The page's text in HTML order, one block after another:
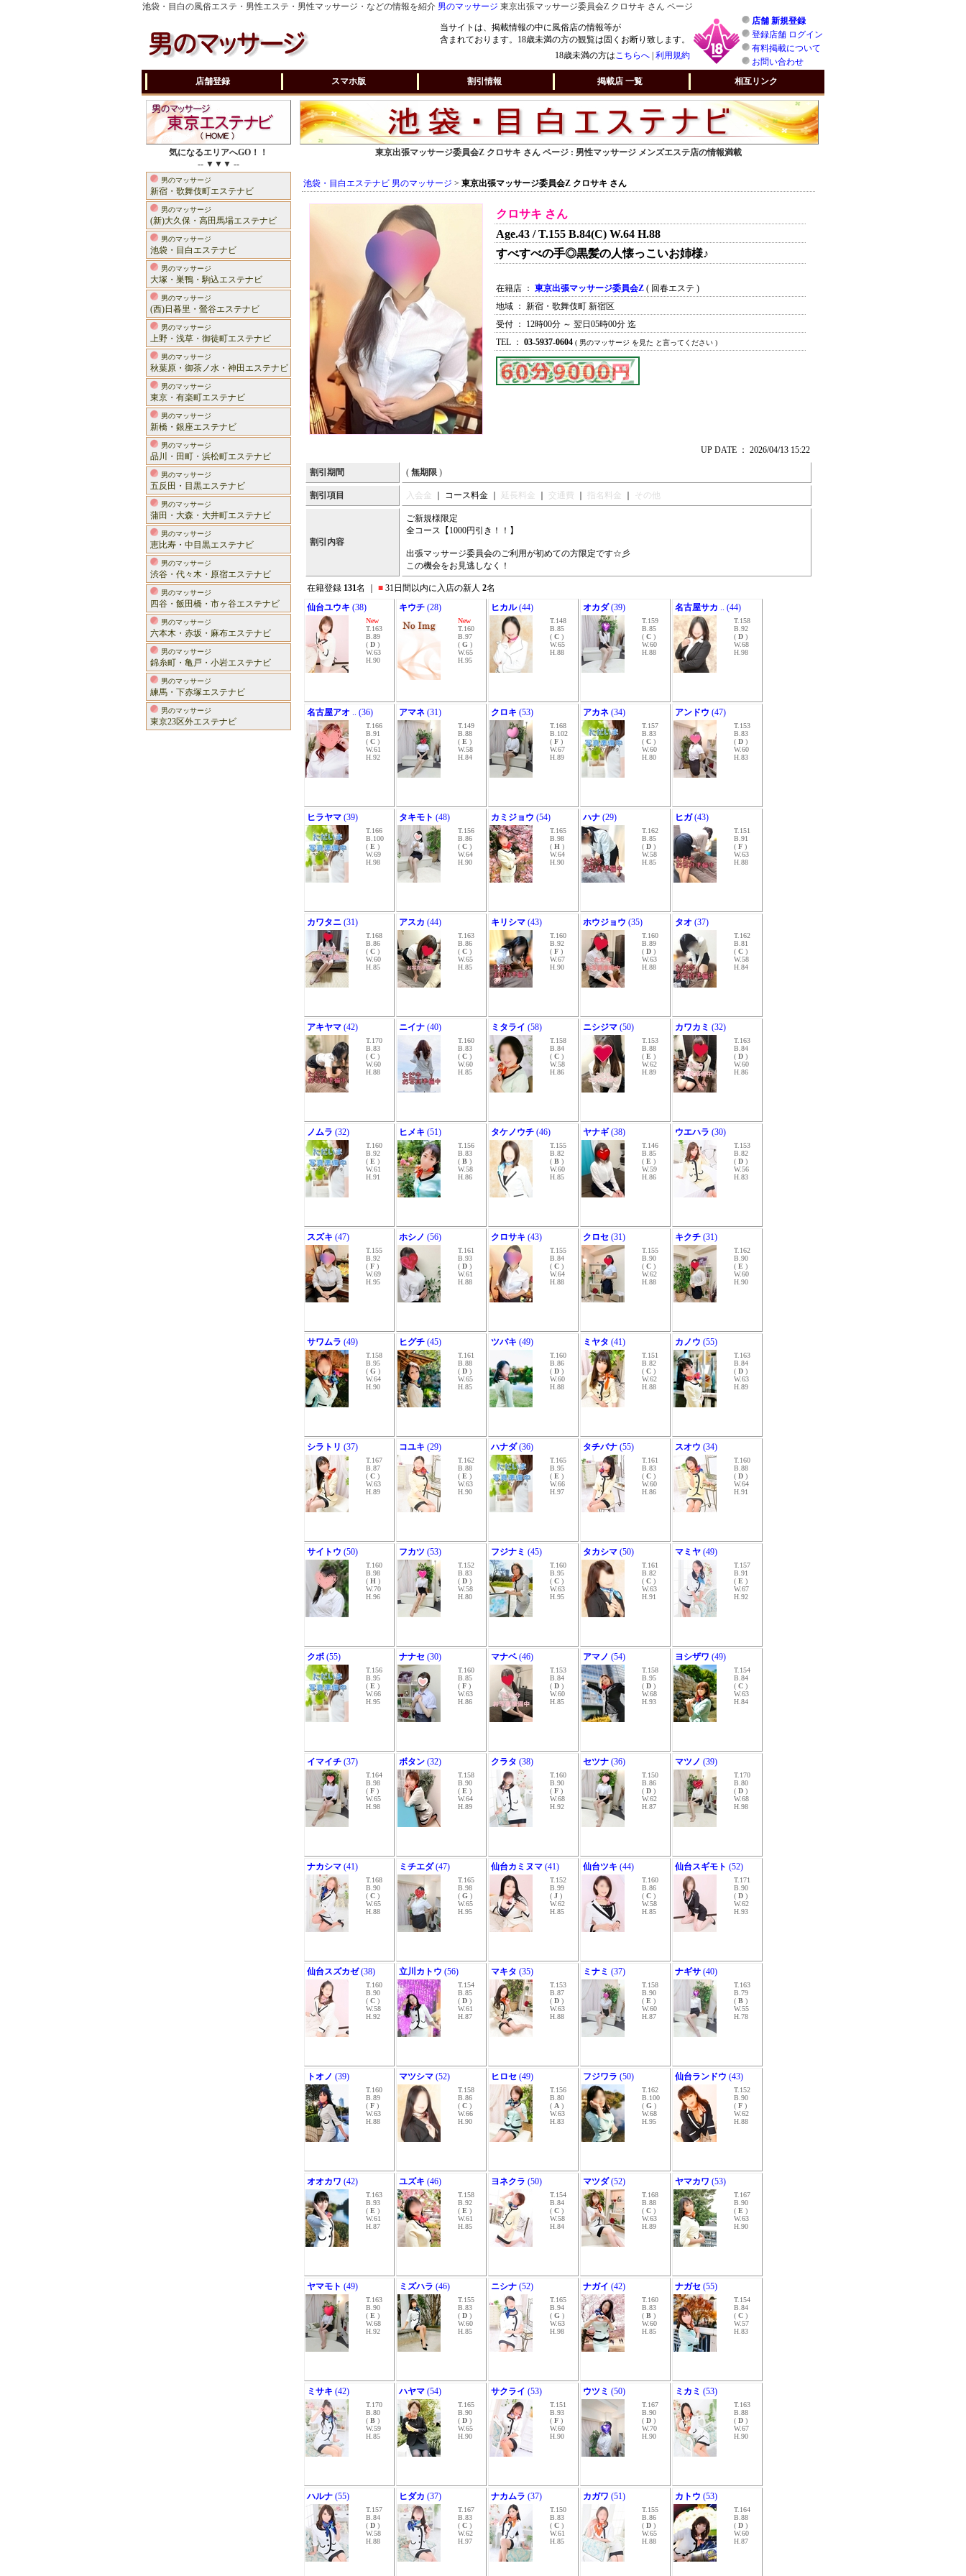
池袋・目白の風俗エステ・男性エステ・男性マッサージ・などの情報を紹介 男のマッサージ 東京出張マッサージ委員会Z クロサキ さん ページ
当サイトは、掲載情報の中に風俗店の情報等が
含まれております。18歳未満の方の観覧は固くお断り致します。
18歳未満の方はこちらへ 利用規約
店舗 新規登録
登録店舗 ログイン
有料掲載について
お問い合わせ
店舗登録
スマホ版 割引情報 掲載店 一覧 相互リンク
気になるエリアへGO！！
-- ▼▼▼ --
男のマッサージ
新宿・歌舞伎町エステナビ
男のマッサージ
(新)大久保・高田馬場エステナビ
男のマッサージ
池袋・目白エステナビ
男のマッサージ
大塚・巣鴨・駒込エステナビ
男のマッサージ
(西)日暮里・鶯谷エステナビ
男のマッサージ
上野・浅草・御徒町エステナビ
男のマッサージ
秋葉原・御茶ノ水・神田エステナビ
男のマッサージ
東京・有楽町エステナビ
男のマッサージ
新橋・銀座エステナビ
男のマッサージ
品川・田町・浜松町エステナビ
男のマッサージ
五反田・目黒エステナビ
男のマッサージ
蒲田・大森・大井町エステナビ
男のマッサージ
恵比寿・中目黒エステナビ
男のマッサージ
渋谷・代々木・原宿エステナビ
男のマッサージ
四谷・飯田橋・市ヶ谷エステナビ
男のマッサージ
六本木・赤坂・麻布エステナビ
男のマッサージ
錦糸町・亀戸・小岩エステナビ
男のマッサージ
練馬・下赤塚エステナビ
男のマッサージ
東京23区外エステナビ
東京出張マッサージ委員会Z クロサキ さん ページ : 男性マッサージ メンズエステ店の情報満載
池袋・目白エステナビ 男のマッサージ > 東京出張マッサージ委員会Z クロサキ さん
クロサキ さん
Age.43 / T.155 B.84(C) W.64 H.88
すべすべの手◎黒髪の人懐っこいお姉様♪
在籍店 ： 東京出張マッサージ委員会Z ( 回春エステ )
地域 ： 新宿・歌舞伎町 新宿区
受付 ： 12時00分 ～ 翌日05時00分 迄
TEL ： 03-5937-0604 ( 男のマッサージ を見た と言ってください )
UP DATE ： 2026/04/13 15:22
割引期間 ( 無期限 )
割引項目 入会金 ｜ コース料金 ｜ 延長料金 交通費 指名料金 その他
割引内容
ご新規様限定
全コース【1000円引き！！】
出張マッサージ委員会のご利用が初めての方限定です☆彡
この機会をお見逃しなく！
在籍登録 131名 ｜ ■ 31日間以内に入店の新人 2名
仙台ユウキ (38)
New
T.163
B.89
( D )
W.63
H.90
キウチ (28)
New
T.160
B.97
( G )
W.65
H.95
ヒカル(44)
T.148
B.85
( C )
W.65
H.88
オカダ(39)
T.159
B.85
( C )
W.60
H.88
名古屋サカ .. (44)
T.158
B.92
( D )
W.68
H.98
名古屋アオ .. (36)
T.166
B.91
( C )
W.61
H.92
アマネ (31)
T.149
B.88
( E )
W.58
H.84
クロキ (53)
T.168
B.102
( F )
W.67
H.89
アカネ (34)
T.157
B.83
( C )
W.60
H.80
アンドウ (47)
T.153
B.83
( D )
W.60
H.83
ヒラヤマ (39)
T.166
B.100
( E )
W.69
H.98
タキモト (48)
T.156
B.86
( C )
W.64
H.90
カミジョウ (54)
T.165
B.98
( H )
W.64
H.90
ハナ (29)
T.162
B.85
( D )
W.58
H.85
ヒガ(43)
T.151
B.91
( F )
W.63
H.88
カワタニ (31)
T.168
B.86
( C )
W.60
H.85
アスカ (44)
T.163
B.86
( C )
W.65
H.85
キリシマ (43)
T.160
B.92
( F )
W.67
H.90
ホウジョウ (35)
T.160
B.89
( D )
W.63
H.88
タオ (37)
T.162
B.81
( C )
W.58
H.84
アキヤマ (42)
T.170
B.83
( C )
W.60
H.88
ニイナ (40)
T.160
B.83
( C )
W.60
H.85
ミタライ (58)
T.158
B.84
( C )
W.58
H.86
ニシジマ (50)
T.153
B.88
( E )
W.62
H.89
カワカミ (32)
T.163
B.84
( D )
W.60
H.86
ノムラ (32)
T.160
B.92
( E )
W.61
H.91
ヒメキ (51)
T.156
B.83
( B )
W.58
H.86
タケノウチ (46)
T.155
B.82
( B )
W.60
H.85
ヤナギ(38)
T.146
B.85
( E )
W.59
H.86
ウエハラ (30)
T.153
B.82
( D )
W.56
H.83
スズキ (47)
T.155
B.92
( F )
W.69
H.95
ホシノ (56)
T.161
B.93
( D )
W.61
H.88
クロサキ (43)
T.155
B.84
( C )
W.64
H.88
クロセ (31)
T.155
B.90
( C )
W.62
H.88
キクチ (31)
T.162
B.90
( E )
W.60
H.90
サワムラ (49)
T.158
B.95
( G )
W.64
H.90
ヒグチ (45)
T.161
B.88
( D )
W.65
H.85
ツバキ (49)
T.160
B.86
( D )
W.60
H.88
ミヤタ (41)
T.151
B.82
( C )
W.62
H.88
カノウ (55)
T.163
B.84
( D )
W.63
H.89
シラトリ (37)
T.167
B.87
( C )
W.63
H.89
コユキ (29)
T.162
B.88
( E )
W.63
H.90
ハナダ(36)
T.165
B.95
( E )
W.66
H.97
タチバナ (55)
T.161
B.83
( C )
W.60
H.86
スオウ (34)
T.160
B.88
( D )
W.64
H.91
サイトウ (50)
T.160
B.98
( H )
W.70
H.96
フカツ (53)
T.152
B.83
( D )
W.58
H.80
フジナミ (45)
T.160
B.95
( C )
W.63
H.95
タカシマ (50)
T.161
B.82
( C )
W.63
H.91
マミヤ (49)
T.157
B.91
( E )
W.67
H.92
クボ (55)
T.156
B.95
( E )
W.66
H.95
ナナセ (30)
T.160
B.85
( F )
W.63
H.86
マナベ (46)
T.153
B.84
( D )
W.60
H.85
アマノ (54)
T.158
B.95
( D )
W.68
H.93
ヨシザワ (49)
T.154
B.84
( C )
W.63
H.84
イマイチ (37)
T.164
B.98
( F )
W.65
H.98
ボタン (32)
T.158
B.90
( E )
W.64
H.89
クラタ (38)
T.160
B.90
( F )
W.68
H.92
セツナ (36)
T.150
B.86
( D )
W.62
H.87
マツノ (39)
T.170
B.80
( D )
W.68
H.98
ナカシマ (41)
T.168
B.90
( C )
W.65
H.88
ミチエダ(47)
T.165
B.98
( G )
W.65
H.95
仙台カミヌマ (41)
T.152
B.99
( J )
W.62
H.85
仙台ツキ (44)
T.160
B.86
( C )
W.58
H.85
仙台スギモト (52)
T.171
B.90
( D )
W.62
H.93
仙台スズカゼ(38)
T.160
B.90
( C )
W.58
H.92
立川カトウ (56)
T.154
B.85
( D )
W.61
H.87
マキタ (35)
T.153
B.87
( D )
W.63
H.88
ミナミ (37)
T.158
B.90
( E )
W.60
H.87
ナギサ (40)
T.163
B.79
( B )
W.55
H.78
トオノ (39)
T.160
B.89
( F )
W.63
H.88
マツシマ (52)
T.158
B.86
( C )
W.66
H.90
ヒロセ (49)
T.156
B.80
( A )
W.63
H.83
フジワラ (50)
T.162
B.100
( G )
W.68
H.95
仙台ランドウ (43)
T.152
B.90
( F )
W.62
H.88
オオカワ (42)
T.163
B.93
( E )
W.61
H.87
ユズキ (46)
T.158
B.92
( E )
W.61
H.85
ヨネクラ (50)
T.154
B.84
( C )
W.58
H.84
マツダ(52)
T.168
B.88
( C )
W.63
H.89
ヤマカワ (53)
T.167
B.90
( E )
W.63
H.90
ヤマモト (49)
T.163
B.90
( E )
W.68
H.92
ミズハラ (46)
T.155
B.83
( D )
W.60
H.85
ニシナ (52)
T.165
B.94
( G )
W.63
H.98
ナガイ (42)
T.160
B.83
( B )
W.60
H.85
ナガセ (55)
T.154
B.84
( C )
W.57
H.83
ミサキ (42)
T.170
B.80
( B )
W.59
H.85
ハヤマ (54)
T.165
B.90
( D )
W.65
H.90
サクライ (53)
T.151
B.93
( F )
W.60
H.90
ウツミ (50)
T.167
B.90
( D )
W.70
H.90
ミカミ (53)
T.163
B.88
( D )
W.67
H.90
ハルナ (55)
T.157
B.84
( D )
W.58
H.88
ヒダカ (37)
T.167
B.83
( C )
W.62
H.97
ナカムラ (37)
T.150
B.83
( C )
W.61
H.85
カガワ (51)
T.155
B.86
( D )
W.65
H.88
カトウ (53)
T.164
B.88
( D )
W.60
H.87